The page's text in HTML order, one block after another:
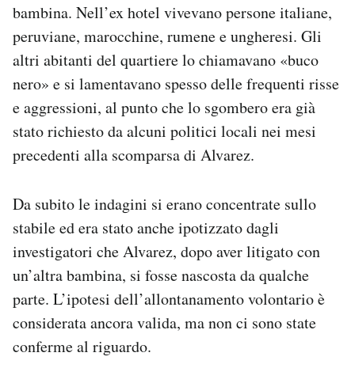
bambina. Nell’ex hotel vivevano persone italiane,
peruviane, marocchine, rumene e ungheresi. Gli
altri abitanti del quartiere lo chiamavano «buco
nero» e si lamentavano spesso delle frequenti risse
e aggressioni, al punto che lo sgombero era già
stato richiesto da alcuni politici locali nei mesi
precedenti alla scomparsa di Alvarez.
Da subito le indagini si erano concentrate sullo
stabile ed era stato anche ipotizzato dagli
investigatori che Alvarez, dopo aver litigato con
un’altra bambina, si fosse nascosta da qualche
parte. L’ipotesi dell’allontanamento volontario è
considerata ancora valida, ma non ci sono state
conferme al riguardo.